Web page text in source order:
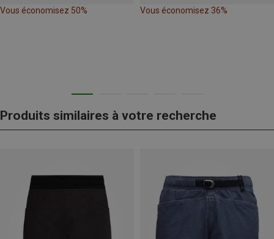
Vous économisez 50% Vous économisez 36%
Produits similaires à votre recherche